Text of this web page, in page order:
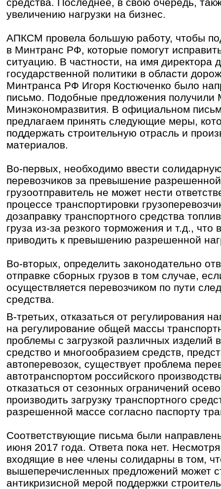
увеличению нагрузки на бизнес.
АПКСМ провела большую работу, чтобы
в Минтранс РФ, которые помогут
ситуацию. В частности, на имя директора
государственной политики в области
Минтранса РФ Игоря Костюченко было
письмо. Подобные предложения получили
Минэкономразвития. В официальном
предлагаем принять следующие меры,
поддержать строительную отрасль и
материалов.
Во-первых, необходимо ввести
перевозчиков за превышение
грузоотправитель не может нести
процессе транспортировки
дозаправку транспортного средства
груза из-за резкого торможения и т.д., что
приводить к превышению разрешенной
Во-вторых, определить законодательно
отправке сборных грузов в том случае,
осуществляется перевозчиком по пути
средства.
В-третьих, отказаться от регулирования
на регулирование общей массы
проблемы с загрузкой различных изделий
средство и многообразием средств,
автоперевозок, существует проблема
автотранспортом российского
отказаться от сезонных ограничений
производить загрузку транспортного
разрешенной массе согласно паспорту
Соответствующие письма были
июня 2017 года. Ответа пока нет.
входящие в нее члены солидарны в том,
вышеперечисленных предложений может
антикризисной мерой поддержки